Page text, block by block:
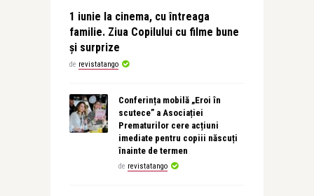
1 iunie la cinema, cu întreaga
familie. Ziua Copilului cu filme bune
și surprize
de revistatango
Conferința mobilă „Eroi în
scutece” a Asociației
Prematurilor cere acțiuni
imediate pentru copiii născuți
înainte de termen
de revistatango